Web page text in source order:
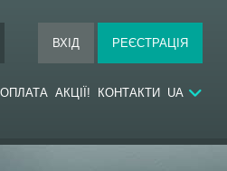
АКЦІЇ! КОНТАКТИ UA